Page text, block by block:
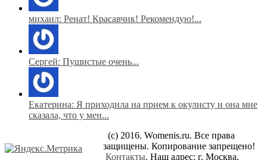
михаил: Ренат! Красавчик! Рекомендую!...
Сергей: Пушистые очень...
Екатерина: Я приходила на прием к окулисту и она мне
сказала, что у мен...
(c) 2016. Womenis.ru. Все права
защищены. Копирование запрещено!
Контакты. Наш адрес: г. Москва,